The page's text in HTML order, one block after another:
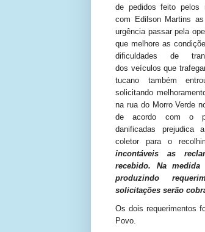
de pedidos feito pelos
com Edilson Martins
urgência passar pela
que melhore as
dificuldades de
dos veículos que
tucano também
solicitando
na rua do Morro Verde
de acordo com o
danificadas prejudica
coletor para o
incontáveis as
recebido. Na
produzindo
solicitações serão
Os dois requerimentos
Povo.